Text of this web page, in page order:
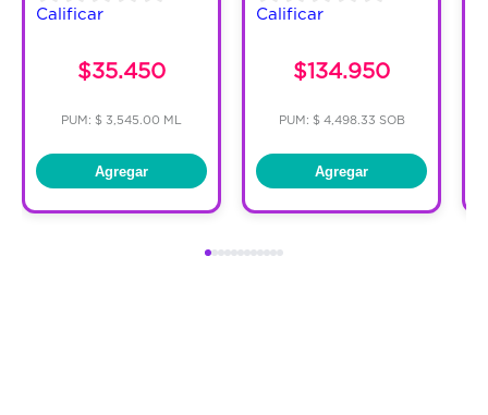
Calificar
$35.450
PUM: $ 3,545.00 ML
Agregar
Calificar
$134.950
PUM: $ 4,498.33 SOB
Agregar